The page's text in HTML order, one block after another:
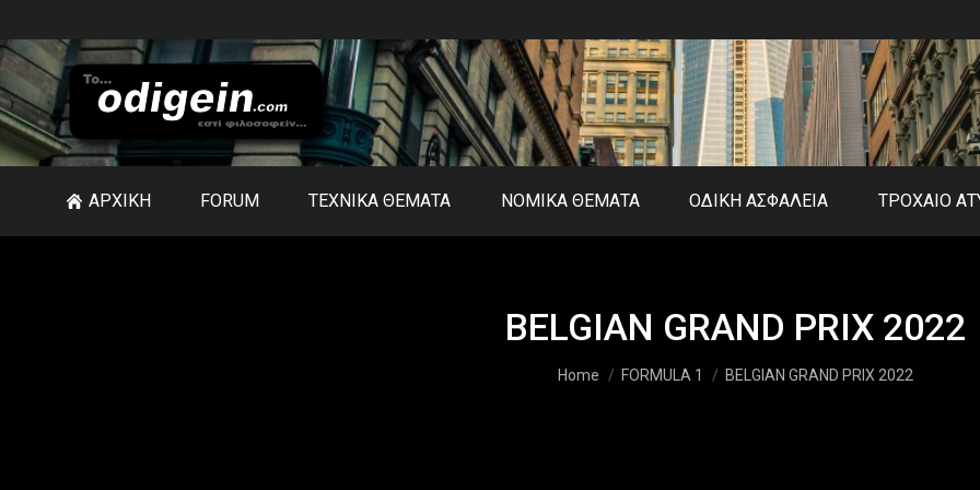
ΑΡΧΙΚΗ
FORUM ΤΕΧΝΙΚΑ ΘΕΜΑΤΑ ΝΟΜΙΚΑ ΘΕΜΑΤΑ ΟΔΙΚΗ ΑΣΦΑΛΕΙΑ ΤΡΟΧΑΙΟ
BELGIAN GRAND PRIX 2022
You are here:
Home FORMULA 1 BELGIAN GRAND PRIX 2022